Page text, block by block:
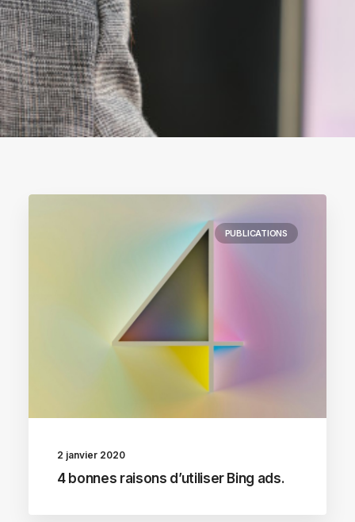
PUBLICATIONS
2 janvier 2020
4 bonnes raisons d’utiliser Bing ads.